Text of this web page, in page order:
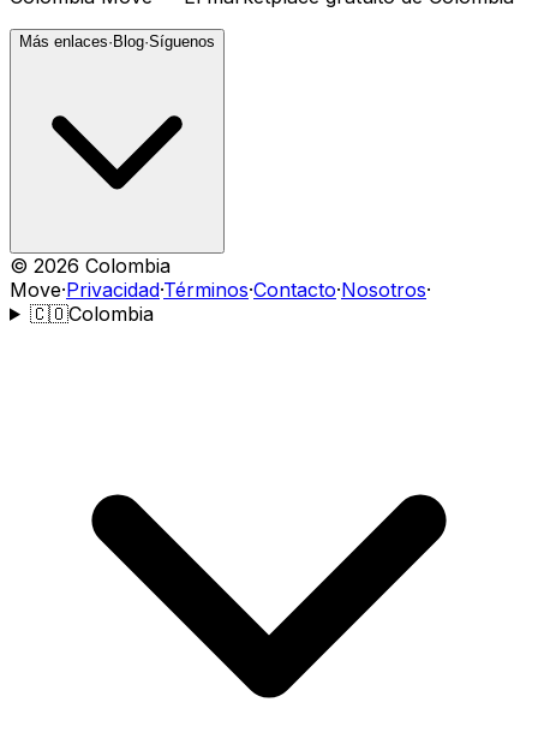
Más enlaces· Blog·Síguenos
© 2026 Colombia
Move·Privacidad·Términos·Contacto·Nosotros·
🇨🇴Colombia